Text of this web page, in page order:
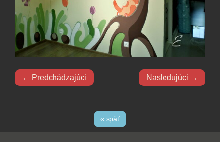
← Predchádzajúci Nasledujúci →
« späť